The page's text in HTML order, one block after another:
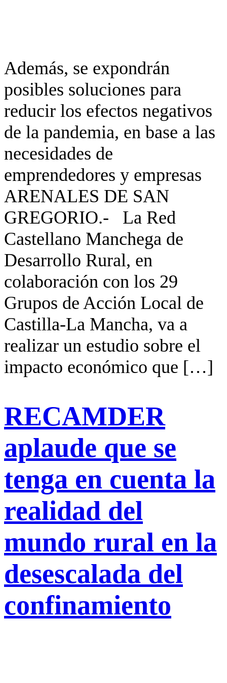
Además, se expondrán
posibles soluciones para
reducir los efectos negativos
de la pandemia, en base a las
necesidades de
emprendedores y empresas
ARENALES DE SAN
GREGORIO.- La Red
Castellano Manchega de
Desarrollo Rural, en
colaboración con los 29
Grupos de Acción Local de
Castilla-La Mancha, va a
realizar un estudio sobre el
impacto económico que […]
RECAMDER
aplaude que se
tenga en cuenta la
realidad del
mundo rural en la
desescalada del
confinamiento